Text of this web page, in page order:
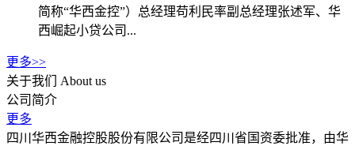
简称“华西金控”）总经理苟利民率副总经理张述军、华
西崛起小贷公司...
更多>>
关于我们
About us
公司简介
更多
四川华西金融控股股份有限公司是经四川省国资委批准，由华